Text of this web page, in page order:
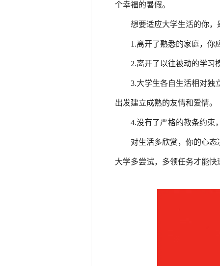
个幸福的暑假。
想要适应大学生活的你
1.离开了熟悉的家庭，你
2.离开了以往被动的学习
3.大学生各自生活相对独
出发建立成熟的友情和爱情。
4.没有了严格的教条约束
对生活多欣赏，你的心
大学多尝试，多领任务才能快